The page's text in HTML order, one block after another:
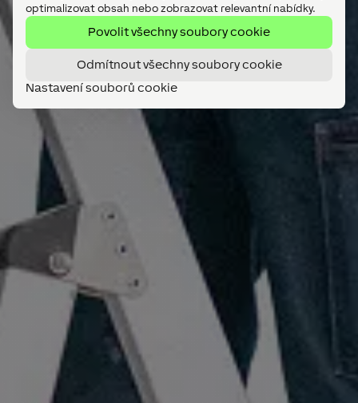
optimalizovat obsah nebo zobrazovat relevantní nabídky.
Povolit všechny soubory cookie
Odmítnout všechny soubory cookie
Nastavení souborů cookie